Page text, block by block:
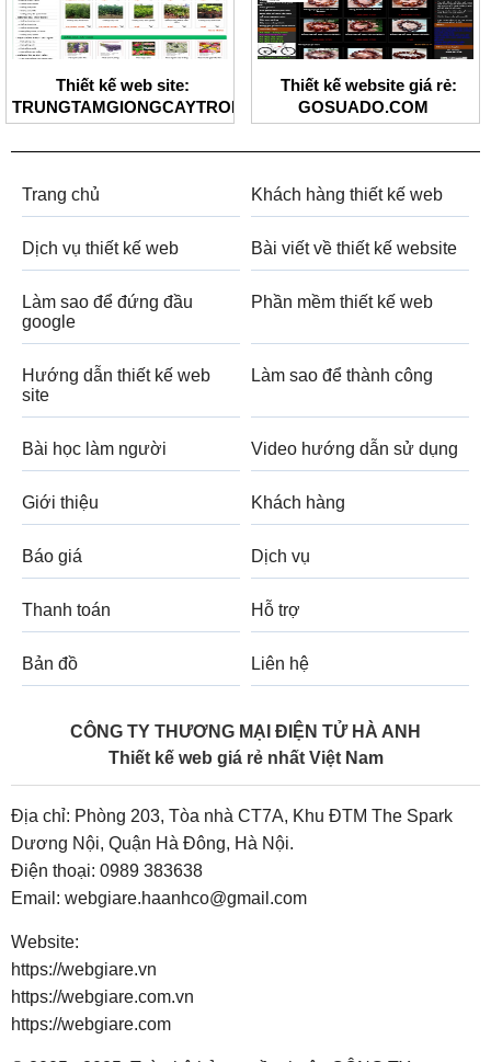
Thiết kế web site:
TRUNGTAMGIONGCAYTRONG.COM
Thiết kế website giá rẻ:
GOSUADO.COM
Trang chủ Khách hàng thiết kế web
Dịch vụ thiết kế web Bài viết về thiết kế website
Làm sao để đứng đầu
google
Phần mềm thiết kế web
Hướng dẫn thiết kế web
site
Làm sao để thành công
Bài học làm người Video hướng dẫn sử dụng
Giới thiệu Khách hàng
Báo giá Dịch vụ
Thanh toán Hỗ trợ
Bản đồ Liên hệ
CÔNG TY THƯƠNG MẠI ĐIỆN TỬ HÀ ANH
Thiết kế web giá rẻ nhất Việt Nam
Địa chỉ: Phòng 203, Tòa nhà CT7A, Khu ĐTM The Spark
Dương Nội, Quận Hà Đông, Hà Nội.
Điện thoại: 0989 383638
Email: webgiare.haanhco@gmail.com
Website:
https://webgiare.vn
https://webgiare.com.vn
https://webgiare.com